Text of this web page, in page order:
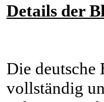
Details der
Die
vollständig